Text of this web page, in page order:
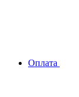
Оплата